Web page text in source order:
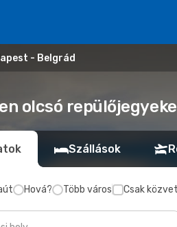
- Belgrád
olcsó
Szállások
Hová? Több város Csak